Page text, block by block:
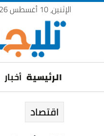
الإثنين، 10 أغسطس 2026
الرئيسية أخبار
اقتصاد